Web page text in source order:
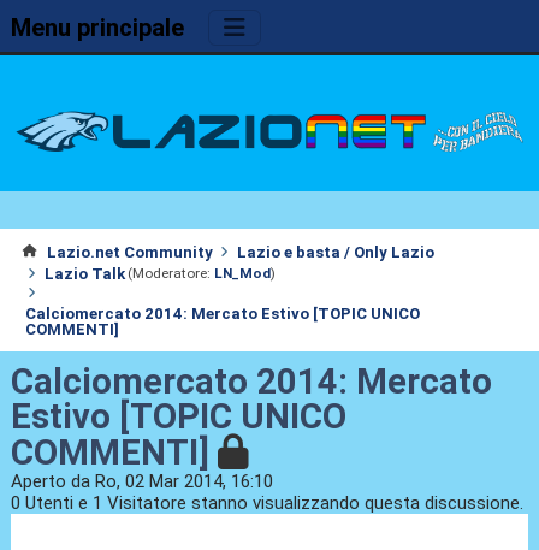
Menu principale
Lazio.net Community
Lazio e basta / Only Lazio
Lazio Talk (Moderatore: LN_Mod)
Calciomercato 2014: Mercato Estivo [TOPIC UNICO
COMMENTI]
Calciomercato 2014: Mercato
Estivo [TOPIC UNICO
COMMENTI]
Aperto da Ro, 02 Mar 2014, 16:10
0 Utenti e 1 Visitatore stanno visualizzando questa discussione.